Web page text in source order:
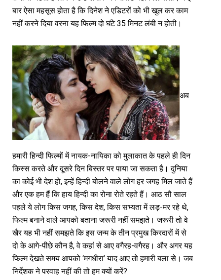
बार ऐसा महसूस होता है कि दिनेश ने एडिटरों को भी खुल कर काम
नहीं करने दिया वरना यह फिल्म दो घंटे 35 मिनट लंबी न होती।
अब
हमारी हिन्दी फिल्मों में नायक-नायिका को मुलाकात के पहले ही दिन
किस्स करते और दूसरे दिन बिस्तर पर पाया जा सकता है। दुनिया
का कोई भी देश हो, इन्हें हिन्दी बोलने वाले लोग हर जगह मिल जाते हैं
और एक हम हैं कि हाय हिन्दी का रोना रोते रहते हैं। आठ सौ साल
पहले ये लोग किस जगह, किस देश, किस सभ्यता में लड़-मर रहे थे,
फिल्म बनाने वाले आपको बताना जरूरी नहीं समझते। जरूरी तो वे
खैर यह भी नहीं समझते कि इस जन्म के तीन प्रमुख किरदारों में से
दो के आगे-पीछे कौन है, वे कहां से आए वगैरह-वगैरह। और अगर यह
फिल्म देखते समय आपको ‘मगधीरा’ याद आए तो हमारी बला से। जब
निर्देशक ने परवाह नहीं की तो हम क्यों करें?